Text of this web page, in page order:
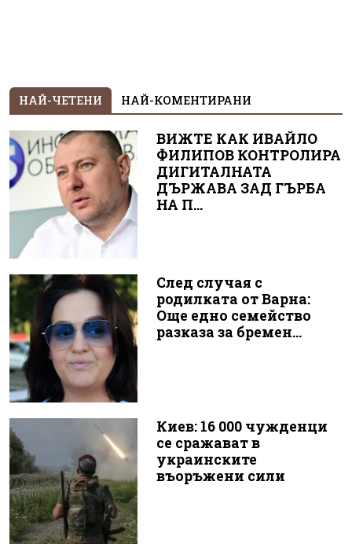
НАЙ-ЧЕТЕНИ НАЙ-КОМЕНТИРАНИ
ВИЖТЕ КАК ИВАЙЛО
ФИЛИПОВ КОНТРОЛИРА
ДИГИТАЛНАТА
ДЪРЖАВА ЗАД ГЪРБА
НА П...
След случая с
родилката от Варна:
Още едно семейство
разказа за бремен...
Киев: 16 000 чужденци
се сражават в
украинските
въоръжени сили